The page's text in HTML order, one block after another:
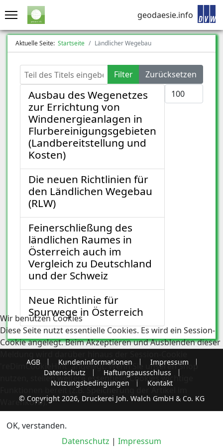
geodaesie.info
Aktuelle Seite: Startseite Ländlicher Wegebau
Teil des Titels eingeben Filter
Zurücksetzen
Anzeige #
Ausbau des Wegenetzes
zur Errichtung von
Windenergieanlagen in
Flurbereinigungsgebieten
(Landbereitstellung und
Kosten)
Die neuen Richtlinien für
den Ländlichen Wegebau
(RLW)
Feinerschließung des
ländlichen Raumes in
Österreich auch im
Vergleich zu Deutschland
und der Schweiz
Neue Richtlinie für
Spurwege in Österreich
AGB Kundeninformationen
Impressum
Datenschutz
Haftungsausschluss
Nutzungsbedingungen
Kontakt
© Copyright 2026, Druckerei Joh. Walch GmbH & Co. KG
Wir benutzen Cookies
Diese Seite nutzt essentielle Cookies. Es wird ein Session-
Cookie angelegt. Beim Akzeptieren und Ausblenden dieser
'reDimCookieHint' angelegt. Wenn Sie unseren Shop
nutzen, stellen weitere essentielle Cookies wichtige
Funktionen bereit (z.B. Speicherung der Artikel im
Warenkorb).
OK, verstanden.
Datenschutz | Impressum